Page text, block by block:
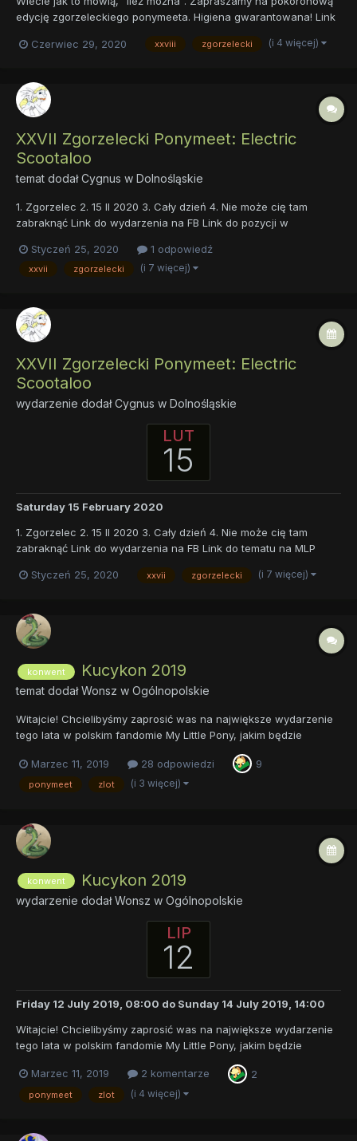
edycję zgorzeleckiego ponymeeta. Higiena gwarantowana! Link
Czerwiec 29, 2020
xxviii zgorzelecki (i 4 więcej)
XXVII Zgorzelecki Ponymeet: Electric
Scootaloo
temat dodałCygnus w Dolnośląskie
1. Zgorzelec 2. 15 II 2020 3. Cały dzień 4. Nie może cię tam
zabraknąć Link do wydarzenia na FB Link do pozycji w
Styczeń 25, 2020
1 odpowiedź
xxvii zgorzelecki (i 7 więcej)
XXVII Zgorzelecki Ponymeet: Electric
Scootaloo
wydarzenie dodałCygnus w Dolnośląskie
LUT
15
Saturday 15 February 2020
1. Zgorzelec 2. 15 II 2020 3. Cały dzień 4. Nie może cię tam
zabraknąć Link do wydarzenia na FB Link do tematu na MLP
Styczeń 25, 2020
xxvii zgorzelecki (i 7 więcej)
konwent Kucykon 2019
temat dodałWonsz w Ogólnopolskie
Witajcie! Chcielibyśmy zaprosić was na największe wydarzenie
tego lata w polskim fandomie My Little Pony, jakim będzie
Kucykon będzie imprezą, która nawiązywać będzie do tradycji
największych i najbardziej pamiętnych polskich konwentó...
Marzec 11, 2019 28 odpowiedzi 9
ponymeet zlot (i 3 więcej)
konwent Kucykon 2019
wydarzenie dodałWonsz w Ogólnopolskie
LIP
12
Friday 12 July 2019, 08:00 do Sunday 14 July 2019, 14:00
Witajcie! Chcielibyśmy zaprosić was na największe wydarzenie
tego lata w polskim fandomie My Little Pony, jakim będzie
Kucykon będzie imprezą, która nawiązywać będzie do tradycji
największych i najbardziej pamiętnych polskich konwentó...
Marzec 11, 2019 2 komentarze 2
ponymeet zlot (i 4 więcej)